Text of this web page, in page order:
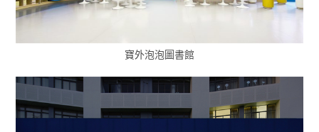
寶外泡泡圖書館